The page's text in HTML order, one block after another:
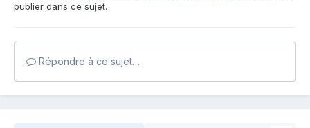
publier dans ce sujet.
Répondre à ce sujet…